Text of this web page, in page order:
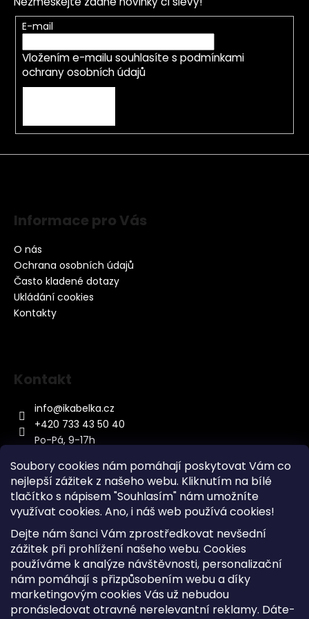
Soubory cookies nám pomáhají poskytovat Vám co
nejlepší zážitek z našeho webu. Kliknutím na bílé
tlačítko s nápisem "Souhlasím" nám umožníte
využívat cookies. Ano, i náš web používá cookies!
Dejte nám šanci Vám zprostředkovat nevšední
zážitek při prohlížení našeho webu. Cookies
používáme k analýze návštěvnosti, personalizační
nám pomáhají s přizpůsobením webu a díky
marketingovým cookies Vás už nebudou
pronásledovat otravné nerelevantní reklamy. Dáte-
E-mail
Vložením e-mailu souhlasíte s podmínkami
ochrany osobních údajů
Informace pro Vás
O nás
Ochrana osobních údajů
Často kladené dotazy
Ukládání cookies
Kontakty
Kontakt
info@ikabelka.cz
+420 733 43 50 40
Po-Pá, 9-17h
Kontakt
Sitemap
Doprava a Platba
Reklamace Zboží
Obchodní podmínky